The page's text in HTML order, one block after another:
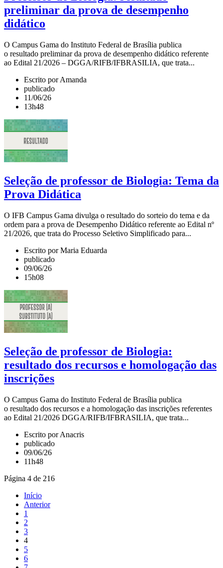
preliminar da prova de desempenho
didático
O Campus Gama do Instituto Federal de Brasília publica
o resultado preliminar da prova de desempenho didático referente
ao Edital 21/2026 – DGGA/RIFB/IFBRASILIA, que trata...
Escrito por Amanda
publicado
11/06/26
13h48
Seleção de professor de Biologia: Tema da
Prova Didática
O IFB Campus Gama divulga o resultado do sorteio do tema e da
ordem para a prova de Desempenho Didático referente ao Edital nº
21/2026, que trata do Processo Seletivo Simplificado para...
Escrito por Maria Eduarda
publicado
09/06/26
15h08
Seleção de professor de Biologia:
resultado dos recursos e homologação das
inscrições
O Campus Gama do Instituto Federal de Brasília publica
o resultado dos recursos e a homologação das inscrições referentes
ao Edital 21/2026 DGGA/RIFB/IFBRASILIA, que trata...
Escrito por Anacris
publicado
09/06/26
11h48
Página 4 de 216
Início
Anterior
1
2
3
4
5
6